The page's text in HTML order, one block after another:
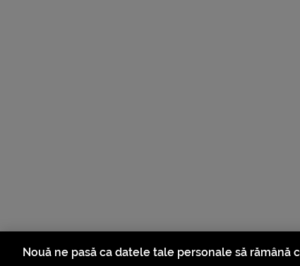
Nouă ne pasă ca datele tale personale să rămână